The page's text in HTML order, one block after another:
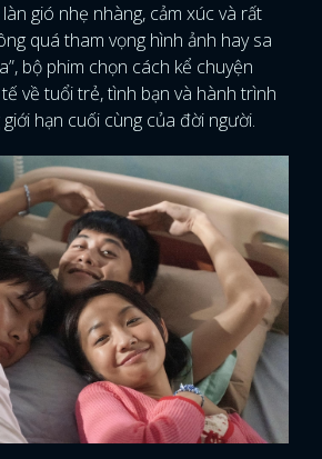
gió nhẹ nhàng, cảm xúc và rất
quá tham vọng hình ảnh hay sa
bộ phim chọn cách kể chuyện
về tuổi trẻ, tình bạn và hành trình
hạn cuối cùng của đời người.